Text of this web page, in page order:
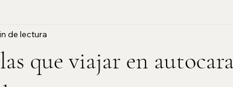
que viajar en
de lectura